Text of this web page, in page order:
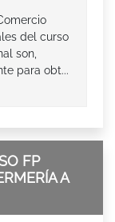
del curso
son,
para obt...
FP
A